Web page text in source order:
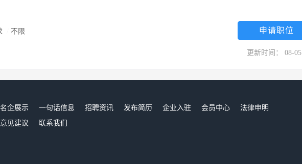
不限 申请职位
更新时间： 08-05
名企展示 一句话信息 招聘资讯 发布简历 企业入驻 会员中心
法律申明
意见建议 联系我们